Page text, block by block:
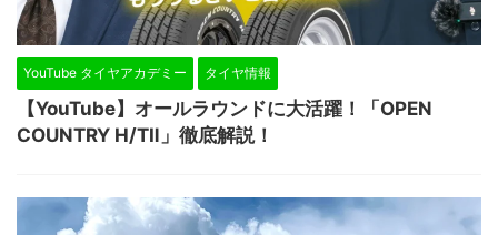
YouTube タイヤアカデミー タイヤ情報
【YouTube】オールラウンドに大活躍！「OPEN
COUNTRY H/TⅡ」徹底解説！